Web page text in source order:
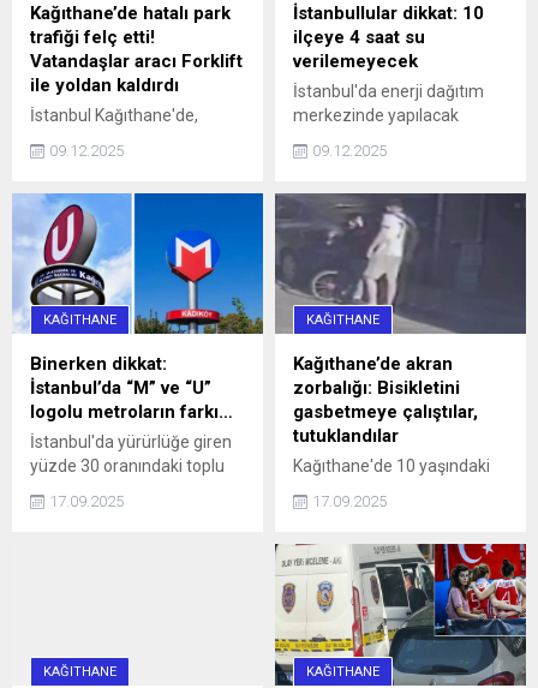
Kağıthane’de hatalı park
trafiği felç etti!
Vatandaşlar aracı Forklift
ile yoldan kaldırdı
İstanbul Kağıthane'de,
saat 16.00 sularında 34 SS
hatalı park nedeniyle
caddeyi araç trafiğine
kapattı. Araç sürücüleri ile
halk otobüsündeki
yurttaşlar, uzun bir süre
aracın sürücüsüne
ulaşmaya ...
09.12.2025
İstanbullular dikkat: 10
ilçeye 4 saat su
verilemeyecek
İstanbul'da enerji dağıtım
merkezinde yapılacak
10 ilçeye 4 saat su
09.12.2025
KAĞITHANE
Binerken dikkat:
İstanbul’da “M” ve “U”
logolu metroların farkı…
İstanbul'da yürürlüğe giren
yüzde 30 oranındaki toplu
ulaşım zammı, 'U' logolu
metrolar ve Marmaray'da
17.09.2025
KAĞITHANE
Kağıthane’de akran
zorbalığı: Bisikletini
gasbetmeye çalıştılar,
tutuklandılar
Kağıthane'de 10 yaşındaki
çocuğun bisikletini
gasbetmeye çalışan 16 ve
darbettikleri gerekçesiyle
tutuklandı.
17.09.2025
KAĞITHANE KAĞITHANE